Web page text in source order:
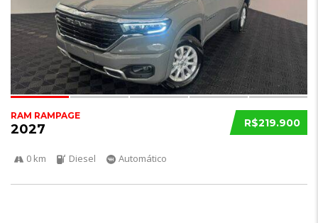
R$219.900
RAM RAMPAGE
2027
0 km Diesel Automático